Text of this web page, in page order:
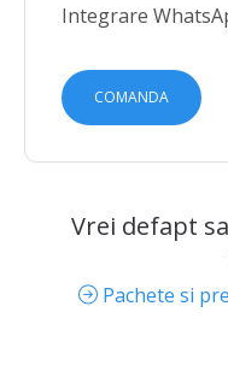
Integrare
COMANDA
Vrei defapt
Pachete si